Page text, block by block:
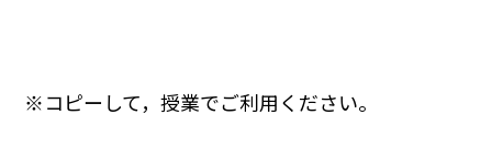
※コピーして，授業でご利用ください。